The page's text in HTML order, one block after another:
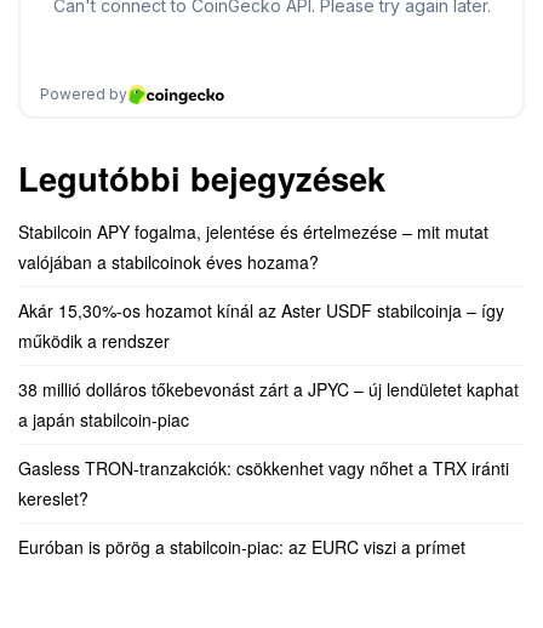
Legutóbbi bejegyzések
Stabilcoin APY fogalma, jelentése és értelmezése – mit mutat
valójában a stabilcoinok éves hozama?
Akár 15,30%-os hozamot kínál az Aster USDF stabilcoinja – így
működik a rendszer
38 millió dolláros tőkebevonást zárt a JPYC – új lendületet kaphat
a japán stabilcoin-piac
Gasless TRON-tranzakciók: csökkenhet vagy nőhet a TRX iránti
kereslet?
Euróban is pörög a stabilcoin-piac: az EURC viszi a prímet